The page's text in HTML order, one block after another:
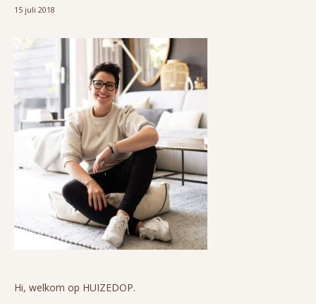
15 juli 2018
Hi, welkom op HUIZEDOP.